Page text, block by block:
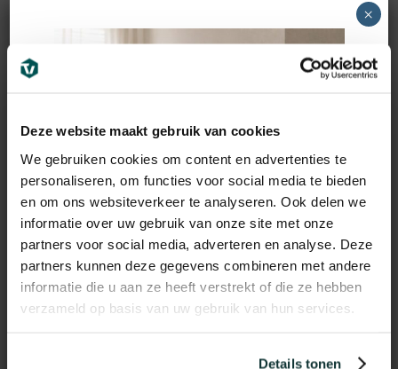
Deze website maakt gebruik van cookies
We gebruiken cookies om content en advertenties te
personaliseren, om functies voor social media te bieden
en om ons websiteverkeer te analyseren. Ook delen we
informatie over uw gebruik van onze site met onze
partners voor social media, adverteren en analyse. Deze
partners kunnen deze gegevens combineren met andere
informatie die u aan ze heeft verstrekt of die ze hebben
verzameld op basis van uw gebruik van hun services.
Details tonen
Vochtwerend MDF plint
voorgelakt RAL9016
€11,95 incl BTW
×